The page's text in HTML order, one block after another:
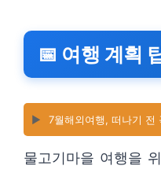
📅 여행 계획
▶️ 7월해외여행, 떠나기 전
물고기마을 여행을